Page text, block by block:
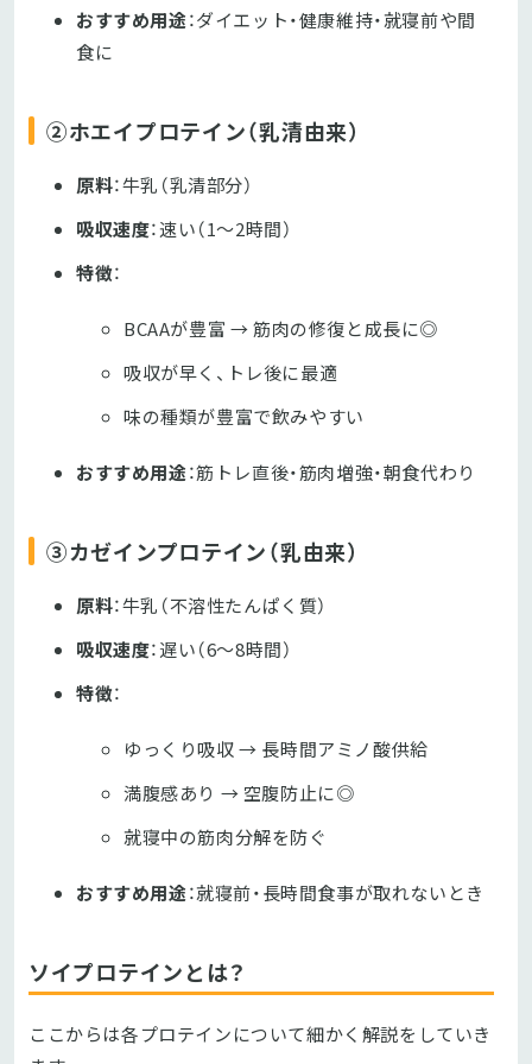
おすすめ用途：ダイエット・健康維持・就寝前や間
食に
②ホエイプロテイン（乳清由来）
原料：牛乳（乳清部分）
吸収速度：速い（1〜2時間）
特徴：
BCAAが豊富 → 筋肉の修復と成長に◎
吸収が早く、トレ後に最適
味の種類が豊富で飲みやすい
おすすめ用途：筋トレ直後・筋肉増強・朝食代わり
③カゼインプロテイン（乳由来）
原料：牛乳（不溶性たんぱく質）
吸収速度：遅い（6〜8時間）
特徴：
ゆっくり吸収 → 長時間アミノ酸供給
満腹感あり → 空腹防止に◎
就寝中の筋肉分解を防ぐ
おすすめ用途：就寝前・長時間食事が取れないとき
ソイプロテインとは？
ここからは各プロテインについて細かく解説をしていき